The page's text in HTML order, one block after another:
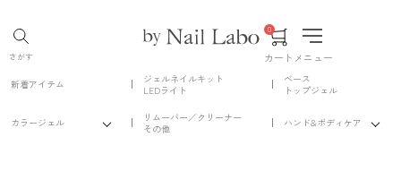
さがす カート
0
メニュー
新着アイテム
ジェルネイルキット
LEDライト
ベース
トップジェル
カラージェル
リムーバー／クリーナー
その他
ハンド&ボディケア